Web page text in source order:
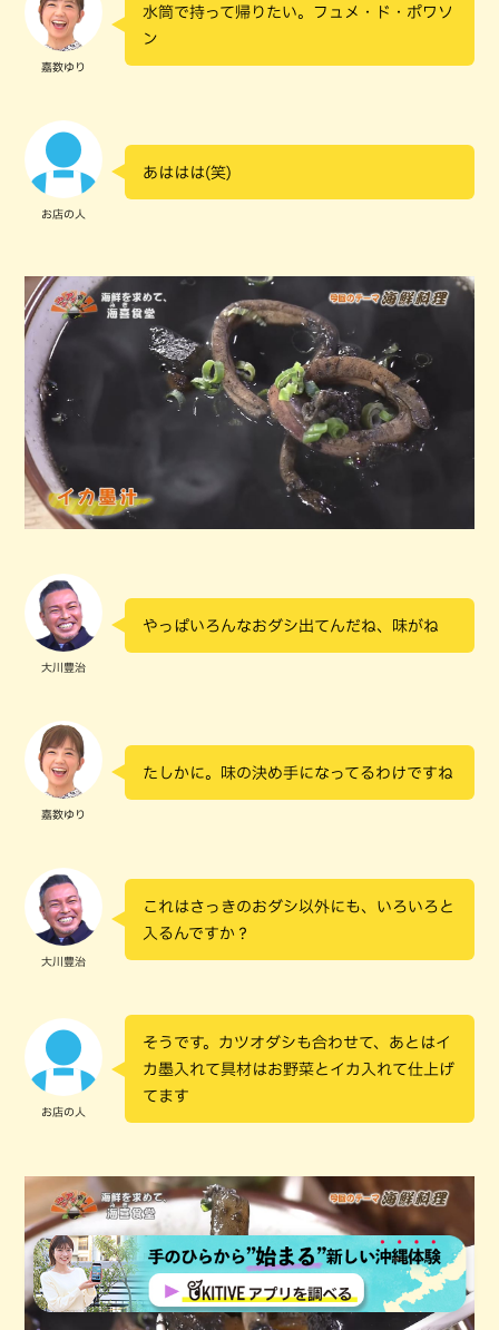
嘉数ゆり
水筒で持って帰りたい。フュメ・ド・ポワソ
ン
お店の人
あははは(笑)
大川豊治
やっぱいろんなおダシ出てんだね、味がね
嘉数ゆり
たしかに。味の決め手になってるわけですね
大川豊治
これはさっきのおダシ以外にも、いろいろと
入るんですか？
お店の人
そうです。カツオダシも合わせて、あとはイ
カ墨入れて具材はお野菜とイカ入れて仕上げ
てます